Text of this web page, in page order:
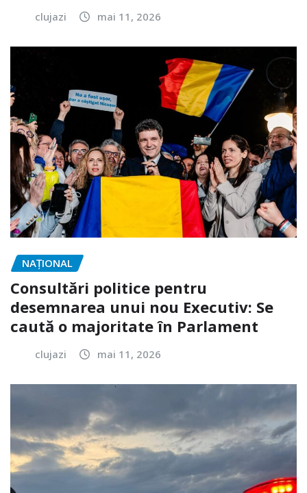
clujazi mai 11, 2026
NAŢIONAL
Consultări politice pentru
desemnarea unui nou Executiv: Se
caută o majoritate în Parlament
clujazi mai 11, 2026